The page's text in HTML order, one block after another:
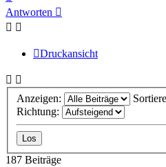
oben
Antworten
Druckansicht
Anzeigen:
Richtung:
187 Beiträge